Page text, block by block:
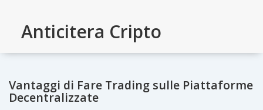
Anticitera Cripto
Vantaggi di Fare Trading sulle Piattaforme
Decentralizzate